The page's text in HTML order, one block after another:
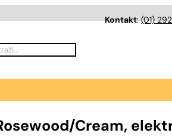
Kontakt:(01)
Cream,